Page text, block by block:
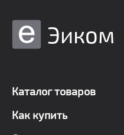
Эиком
Каталог товаров
Как купить